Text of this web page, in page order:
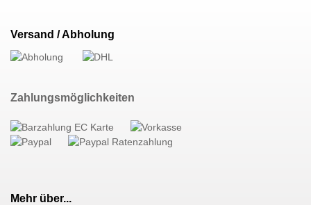
Versand / Abholung
Zahlungsmöglichkeiten
Mehr über...